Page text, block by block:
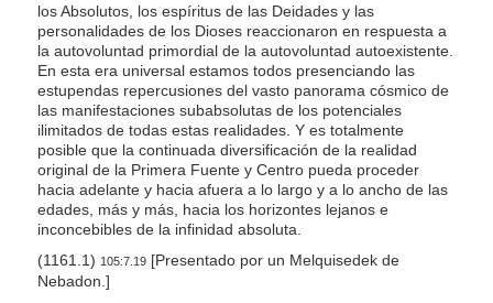
los Absolutos, los espíritus de las Deidades y las
personalidades de los Dioses reaccionaron en respuesta a
la autovoluntad primordial de la autovoluntad autoexistente.
En esta era universal estamos todos presenciando las
estupendas repercusiones del vasto panorama cósmico de
las manifestaciones subabsolutas de los potenciales
ilimitados de todas estas realidades. Y es totalmente
posible que la continuada diversificación de la realidad
original de la Primera Fuente y Centro pueda proceder
hacia adelante y hacia afuera a lo largo y a lo ancho de las
edades, más y más, hacia los horizontes lejanos e
inconcebibles de la infinidad absoluta.
(1161.1) 105:7.19[Presentado por un Melquisedek de
Nebadon.]